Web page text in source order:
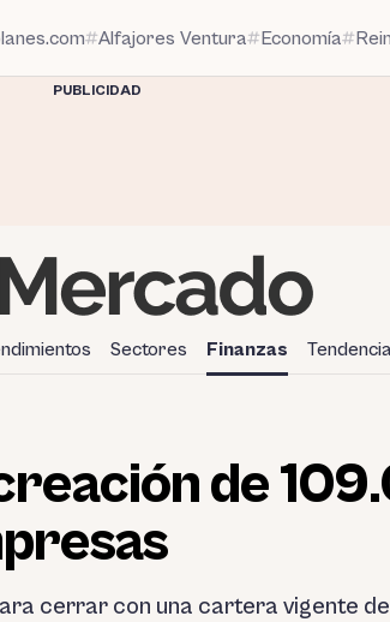
Alfajores Ventura Economía
PUBLICIDAD
Sectores Finanzas
de
cerrar con una cartera vigente de